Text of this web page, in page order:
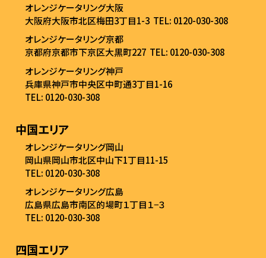
オレンジケータリング大阪
大阪府大阪市北区梅田3丁目1-3 TEL: 0120-030-308
オレンジケータリング京都
京都府京都市下京区大黒町227 TEL: 0120-030-308
オレンジケータリング神戸
兵庫県神戸市中央区中町通3丁目1-16
TEL: 0120-030-308
中国エリア
オレンジケータリング岡山
岡山県岡山市北区中山下1丁目11-15
TEL: 0120-030-308
オレンジケータリング広島
広島県広島市南区的場町１丁目１−３
TEL: 0120-030-308
四国エリア